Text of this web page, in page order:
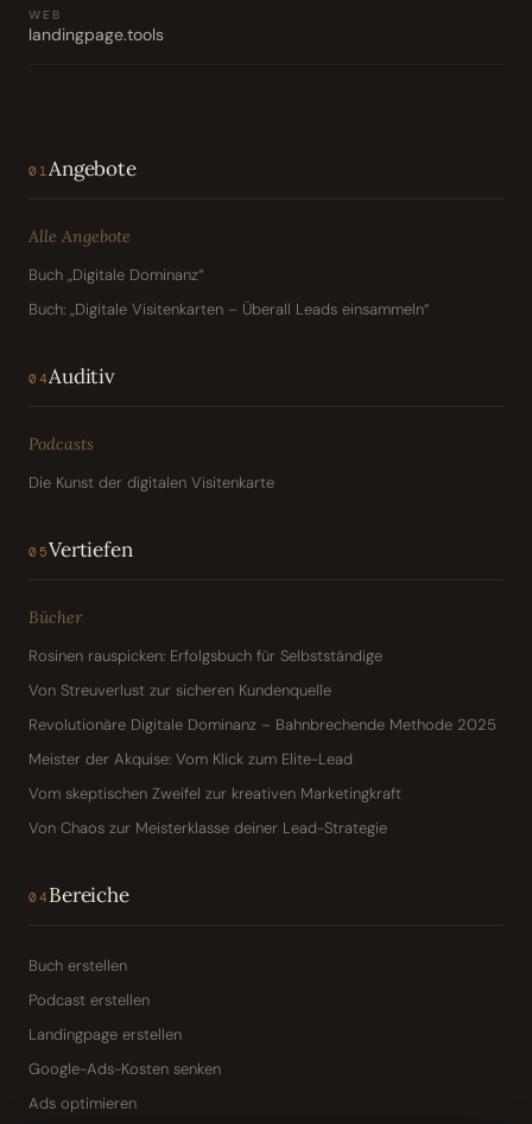
WEB
landingpage.tools
01Angebote
Alle Angebote
Buch „Digitale Dominanz“
Buch: „Digitale Visitenkarten – Überall Leads einsammeln“
04Auditiv
Podcasts
Die Kunst der digitalen Visitenkarte
05Vertiefen
Bücher
Rosinen rauspicken: Erfolgsbuch für Selbstständige
Von Streuverlust zur sicheren Kundenquelle
Revolutionäre Digitale Dominanz – Bahnbrechende Methode 2025
Meister der Akquise: Vom Klick zum Elite-Lead
Vom skeptischen Zweifel zur kreativen Marketingkraft
Von Chaos zur Meisterklasse deiner Lead-Strategie
04Bereiche
Buch erstellen
Podcast erstellen
Landingpage erstellen
Google-Ads-Kosten senken
Ads optimieren